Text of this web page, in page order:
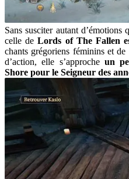
Sans susciter autant
celle deLords of The Fallen
chants grégoriens féminins et
d’action, elle s’approche un
Shore pour le Seigneur des